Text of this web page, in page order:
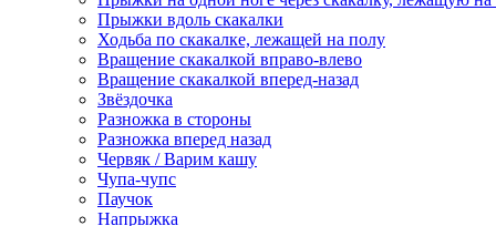
Прыжки вдоль скакалки
Ходьба по скакалке, лежащей на полу
Вращение скакалкой вправо-влево
Вращение скакалкой вперед-назад
Звёздочка
Разножка в стороны
Разножка вперед назад
Червяк / Варим кашу
Чупа-чупс
Паучок
Напрыжка